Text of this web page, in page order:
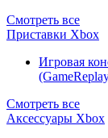
Смотреть все
Приставки Xbox
Игровая
Смотреть все
Аксессуары Xbox